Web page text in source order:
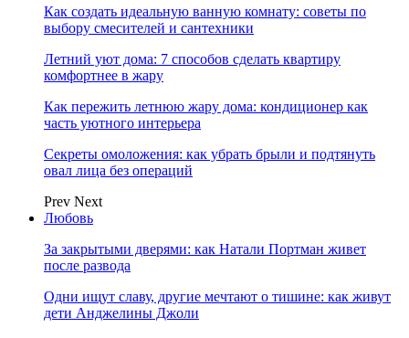
Как создать идеальную ванную комнату: советы по
выбору смесителей и сантехники
Летний уют дома: 7 способов сделать квартиру
комфортнее в жару
Как пережить летнюю жару дома: кондиционер как
часть уютного интерьера
Секреты омоложения: как убрать брыли и подтянуть
овал лица без операций
Prev Next
Любовь
За закрытыми дверями: как Натали Портман живет
после развода
Одни ищут славу, другие мечтают о тишине: как живут
дети Анджелины Джоли